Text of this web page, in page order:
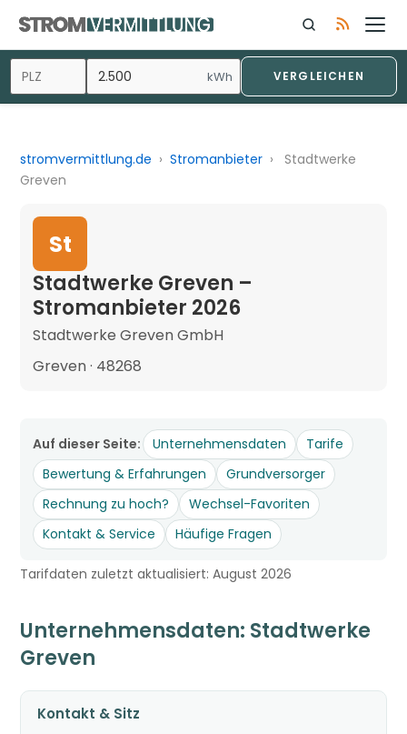
kWh VERGLEICHEN
stromvermittlung.de › Stromanbieter ›
Stadtwerke
Greven
St
Stadtwerke Greven –
Stromanbieter 2026
Stadtwerke Greven GmbH
Greven · 48268
Auf dieser Seite: Unternehmensdaten
Tarife
Bewertung & Erfahrungen
Grundversorger
Rechnung zu hoch?
Wechsel-Favoriten
Kontakt & Service
Häufige Fragen
Tarifdaten zuletzt aktualisiert: August 2026
Unternehmensdaten: Stadtwerke
Greven
Kontakt & Sitz